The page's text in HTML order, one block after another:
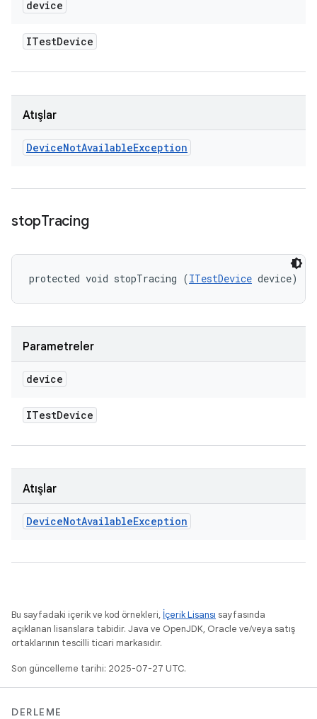
device
ITestDevice
Atışlar
DeviceNotAvailableException
stopTracing
protected void stopTracing (ITestDevice device)
Parametreler
device
ITestDevice
Atışlar
DeviceNotAvailableException
Bu sayfadaki içerik ve kod örnekleri, İçerik Lisansı sayfasında
açıklanan lisanslara tabidir. Java ve OpenJDK, Oracle ve/veya satış
ortaklarının tescilli ticari markasıdır.
Son güncelleme tarihi: 2025-07-27 UTC.
DERLEME